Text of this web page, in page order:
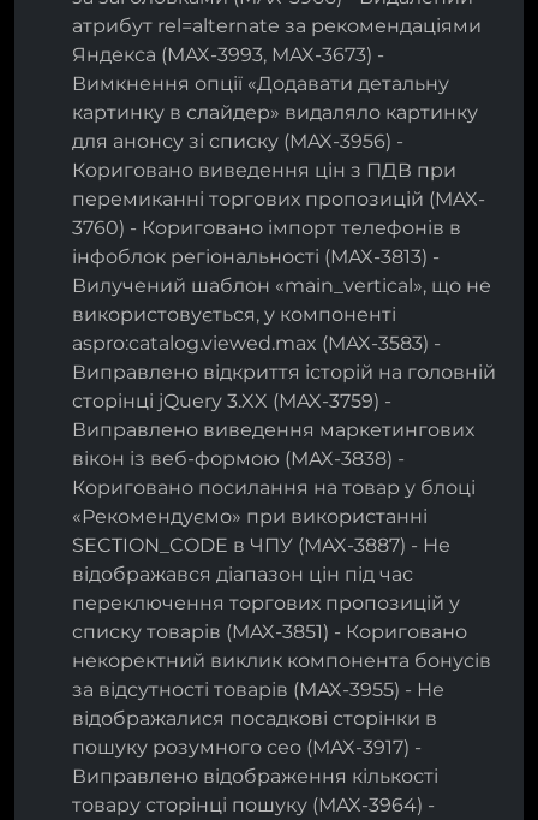
атрибут rel=alternate за рекомендаціями
Яндекса (MAX-3993, MAX-3673) -
Вимкнення опції «Додавати детальну
картинку в слайдер» видаляло картинку
для анонсу зі списку (MAX-3956) -
Кориговано виведення цін з ПДВ при
перемиканні торгових пропозицій (MAX-
3760) - Кориговано імпорт телефонів в
інфоблок регіональності (MAX-3813) -
Вилучений шаблон «main_vertical», що не
використовується, у компоненті
aspro:catalog.viewed.max (MAX-3583) -
Виправлено відкриття історій на головній
сторінці jQuery 3.XX (MAX-3759) -
Виправлено виведення маркетингових
вікон із веб-формою (MAX-3838) -
Кориговано посилання на товар у блоці
«Рекомендуємо» при використанні
SECTION_CODE в ЧПУ (MAX-3887) - Не
відображався діапазон цін під час
переключення торгових пропозицій у
списку товарів (MAX-3851) - Кориговано
некоректний виклик компонента бонусів
за відсутності товарів (MAX-3955) - Не
відображалися посадкові сторінки в
пошуку розумного сео (MAX-3917) -
Виправлено відображення кількості
товару сторінці пошуку (MAX-3964) -